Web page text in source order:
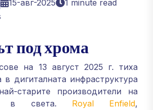
15-авг-2025
1 minute read
под хрома
на 13 август 2025 г. тиха
в дигиталната инфраструктура
старите производители на
в света. Royal Enfield,